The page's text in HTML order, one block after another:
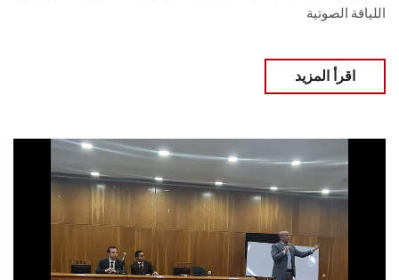
اللياقة الصوتية
اقرأ المزيد